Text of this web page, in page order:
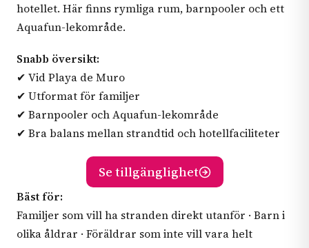
hotellet. Här finns rymliga rum, barnpooler och ett
Aquafun-lekområde.
Snabb översikt:
✔ Vid Playa de Muro
✔ Utformat för familjer
✔ Barnpooler och Aquafun-lekområde
✔ Bra balans mellan strandtid och hotellfaciliteter
Se tillgänglighet
Bäst för:
Familjer som vill ha stranden direkt utanför · Barn i
olika åldrar · Föräldrar som inte vill vara helt